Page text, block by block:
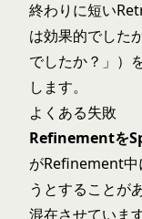
終わりに短い
は効果的でした
でしたか？」）
します。
よくある失敗
Refinementを
がRefinement中
うとすることが
混在させていま